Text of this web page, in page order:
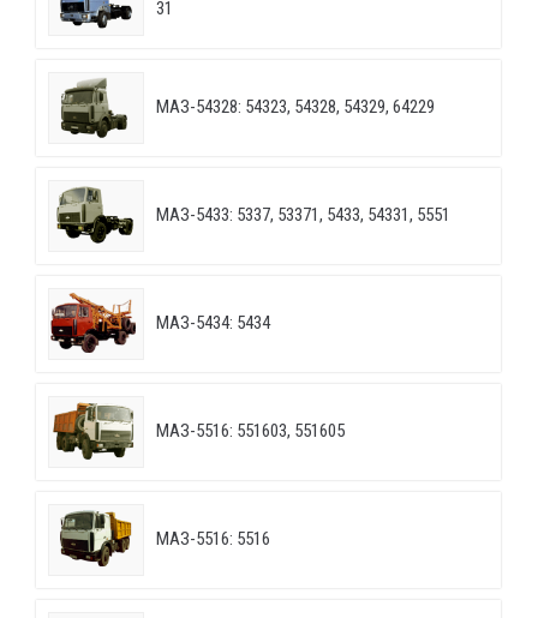
31
МАЗ-54328: 54323, 54328, 54329, 64229
МАЗ-5433: 5337, 53371, 5433, 54331, 5551
МАЗ-5434: 5434
МАЗ-5516: 551603, 551605
МАЗ-5516: 5516